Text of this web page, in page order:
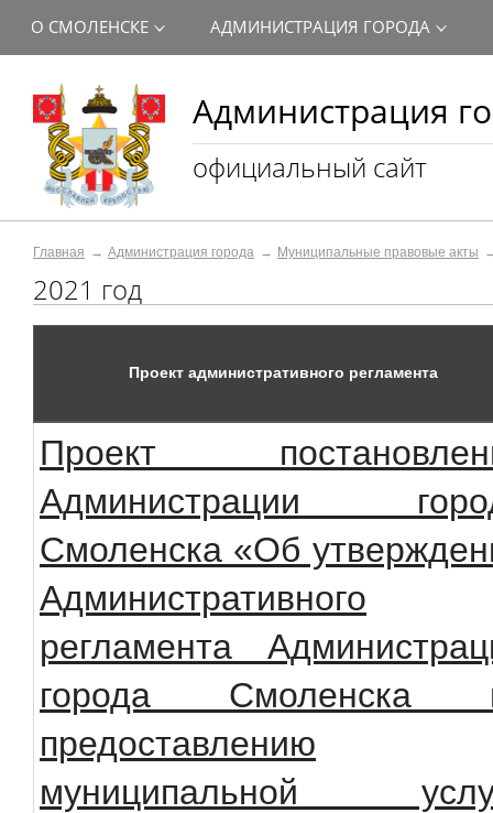
Администрация
официальный сайт
О СМОЛЕНСКЕ АДМИНИСТРАЦИЯ ГОРОДА
Главная Администрация города Муниципальные правовые акты
2021 год
Проект административного регламента
Проект
Администрации
Смоленска «Об
Административного
регламента
города Смоленска
предоставлению
муниципальной